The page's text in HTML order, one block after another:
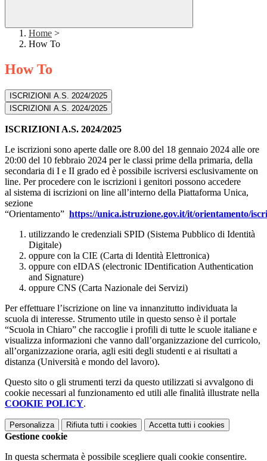
Home >
How To
How To
ISCRIZIONI A.S. 2024/2025
ISCRIZIONI A.S. 2024/2025
ISCRIZIONI A.S. 2024/2025
Le iscrizioni sono aperte dalle ore 8.00 del 18 gennaio 2024 alle ore
20:00 del 10 febbraio 2024 per le classi prime della primaria, della
secondaria di I e II grado ed è possibile iscriversi esclusivamente on
line. Per procedere con le iscrizioni i genitori possono accedere
al sistema di iscrizioni on line all’interno della Piattaforma Unica,
sezione
“Orientamento” https://unica.istruzione.gov.it/it/orientamento/
utilizzando le credenziali SPID (Sistema Pubblico di Identità
Digitale)
oppure con la CIE (Carta di Identità Elettronica)
oppure con eIDAS (electronic IDentification Authentication
and Signature)
oppure CNS (Carta Nazionale dei Servizi)
Per effettuare l’iscrizione on line va innanzitutto individuata la
scuola di interesse. Strumento utile in questo senso è il portale
“Scuola in Chiaro” che raccoglie i profili di tutte le scuole italiane e
visualizza informazioni che vanno dall’organizzazione del curricolo,
all’organizzazione oraria, agli esiti degli studenti e ai risultati a
distanza (Università e mondo del lavoro).
Questo sito o gli strumenti terzi da questo utilizzati si avvalgono di
cookie necessari al funzionamento ed utili alle finalità illustrate nella
COOKIE POLICY.
Personalizza Rifiuta tutti i cookies Accetta tutti i cookies
Gestione cookie
In questa schermata è possibile scegliere quali cookie consentire.